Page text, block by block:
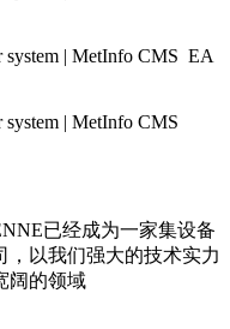
EA
已经成为一家集设备
，以我们强大的技术实力
阔的领域